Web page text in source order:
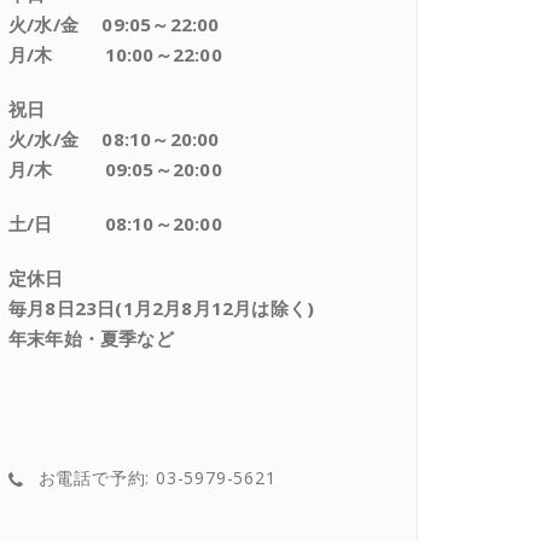
火/水/金 09:05～22:00
月/木 10:00～22:00
祝日
火/水/金 08:10～20:00
月/木 09:05～20:00
土/日 08:10～20:00
定休日
毎月8日23日(1月2月8月12月は除く)
年末年始・夏季など
お電話で予約: 03-5979-5621